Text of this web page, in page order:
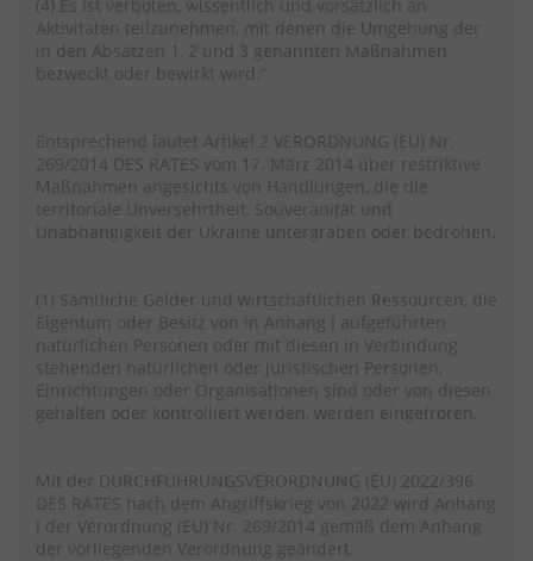
(4) Es ist verboten, wissentlich und vorsätzlich an
Aktivitäten teilzunehmen, mit denen die Umgehung der
in den Absätzen 1, 2 und 3 genannten Maßnahmen
bezweckt oder bewirkt wird.“
Entsprechend lautet Artikel 2 VERORDNUNG (EU) Nr.
269/2014 DES RATES vom 17. März 2014 über restriktive
Maßnahmen angesichts von Handlungen, die die
territoriale Unversehrtheit, Souveränität und
Unabhängigkeit der Ukraine untergraben oder bedrohen.
(1) Sämtliche Gelder und wirtschaftlichen Ressourcen, die
Eigentum oder Besitz von in Anhang I aufgeführten
natürlichen Personen oder mit diesen in Verbindung
stehenden natürlichen oder juristischen Personen,
Einrichtungen oder Organisationen sind oder von diesen
gehalten oder kontrolliert werden, werden eingefroren.
Mit der DURCHFÜHRUNGSVERORDNUNG (EU) 2022/396
DES RATES nach dem Angriffskrieg von 2022 wird Anhang
I der Verordnung (EU) Nr. 269/2014 gemäß dem Anhang
der vorliegenden Verordnung geändert.